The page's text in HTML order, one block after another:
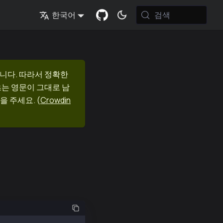
한국어 검색
다. 따라서 정확한
영문이 그대로 남
주세요. (Crowdin